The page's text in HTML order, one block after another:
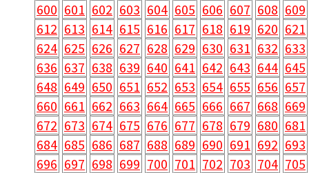
600 601 602 603 604 605 606 607 608 609
612 613 614 615 616 617 618 619 620 621
624 625 626 627 628 629 630 631 632 633
636 637 638 639 640 641 642 643 644 645
648 649 650 651 652 653 654 655 656 657
660 661 662 663 664 665 666 667 668 669
672 673 674 675 676 677 678 679 680 681
684 685 686 687 688 689 690 691 692 693
696 697 698 699 700 701 702 703 704 705